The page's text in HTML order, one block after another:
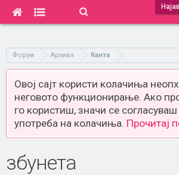
Форум Архива Канта
Овој сајт користи колачиња
неговото функционирање. Ако
го користиш, значи се
употреба на колачиња. Прочитај
збунета